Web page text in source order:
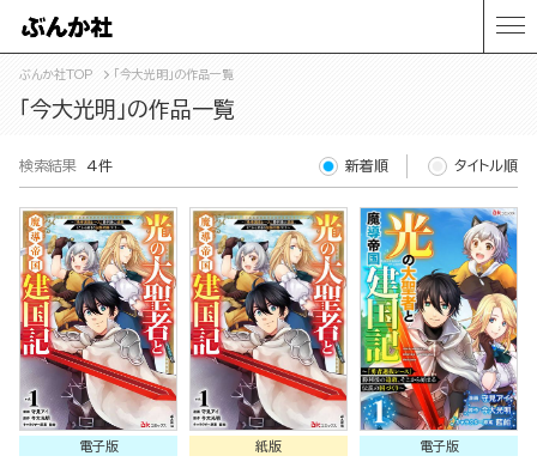
ぶんか社TOP 「今大光明」の作品一覧
「今大光明」の作品一覧
検索結果 4件 新着順 タイトル順
電子版
紙版
電子版